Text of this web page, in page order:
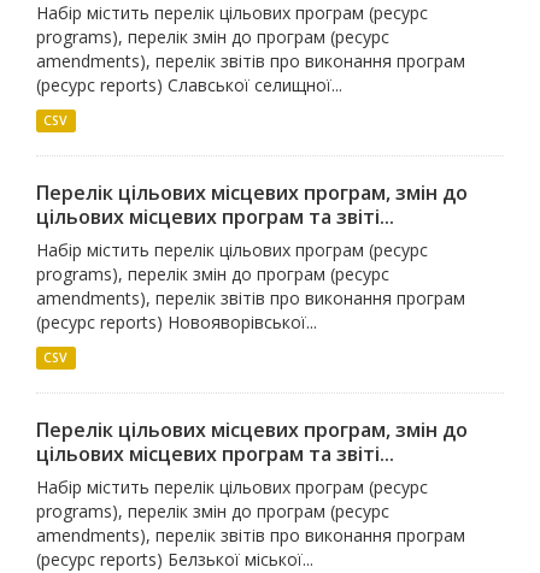
Набір містить перелік цільових програм (ресурс
programs), перелік змін до програм (ресурс
amendments), перелік звітів про виконання програм
(ресурс reports) Славської селищної...
CSV
Перелік цільових місцевих програм, змін до
цільових місцевих програм та звіті...
Набір містить перелік цільових програм (ресурс
programs), перелік змін до програм (ресурс
amendments), перелік звітів про виконання програм
(ресурс reports) Новояворівської...
CSV
Перелік цільових місцевих програм, змін до
цільових місцевих програм та звіті...
Набір містить перелік цільових програм (ресурс
programs), перелік змін до програм (ресурс
amendments), перелік звітів про виконання програм
(ресурс reports) Белзької міської...